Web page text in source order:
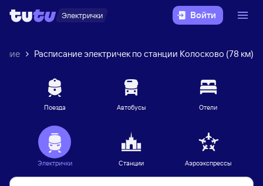
Электрички Войти
Расписание электричек по станции Колосково (78 км)
Поезда Автобусы Отели
Электрички Станции Аэроэкспрессы